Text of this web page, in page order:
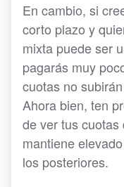
En cambio, si
corto plazo y
mixta puede ser
pagarás muy
cuotas no
Ahora bien, ten
de ver tus
mantiene
los posteriores.